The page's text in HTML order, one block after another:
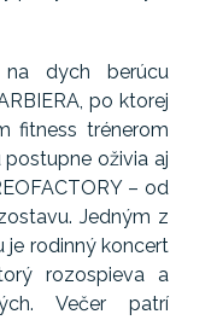
dych berúcu
po ktorej
fitness trénerom
oživia aj
– od
Jedným z
je rodinný koncert
rozospieva a
Večer patrí